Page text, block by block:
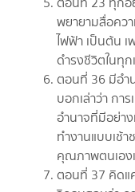
พยายามสื่อคว
ไฟฟ้า เป็นต้น
ดำรงชีวิตในทุก
ตอนที่ 36 มีอำ
บอกเล่าว่า กา
อำนาจที่มีอย่า
ทำงานแบบเช้
คุณภาพตนเอง
ตอนที่ 37 คิดแ